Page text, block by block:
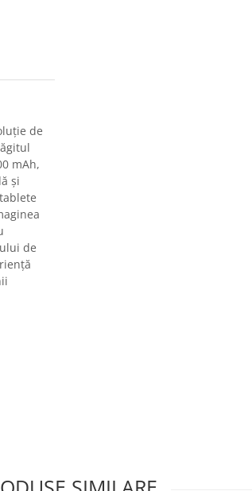
de
mAh,
și
de